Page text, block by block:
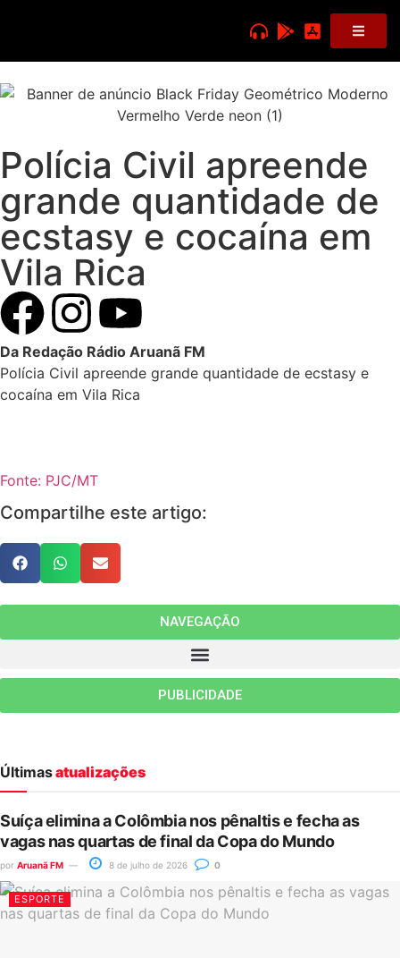
Polícia Civil apreende
grande quantidade de
ecstasy e cocaína em
Vila Rica
Da Redação Rádio Aruanã FM
Polícia Civil apreende grande quantidade de ecstasy e
cocaína em Vila Rica
Fonte: PJC/MT
Compartilhe este artigo:
NAVEGAÇÃO
PUBLICIDADE
Últimasatualizações
Suíça elimina a Colômbia nos pênaltis e fecha as
vagas nas quartas de final da Copa do Mundo
por Aruanã FM 8 de julho de 2026 0
ESPORTE